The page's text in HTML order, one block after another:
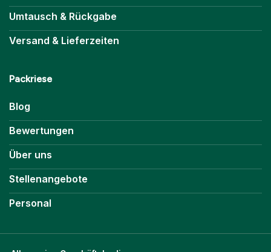
Umtausch & Rückgabe
Versand & Lieferzeiten
Packriese
Blog
Bewertungen
Über uns
Stellenangebote
Personal